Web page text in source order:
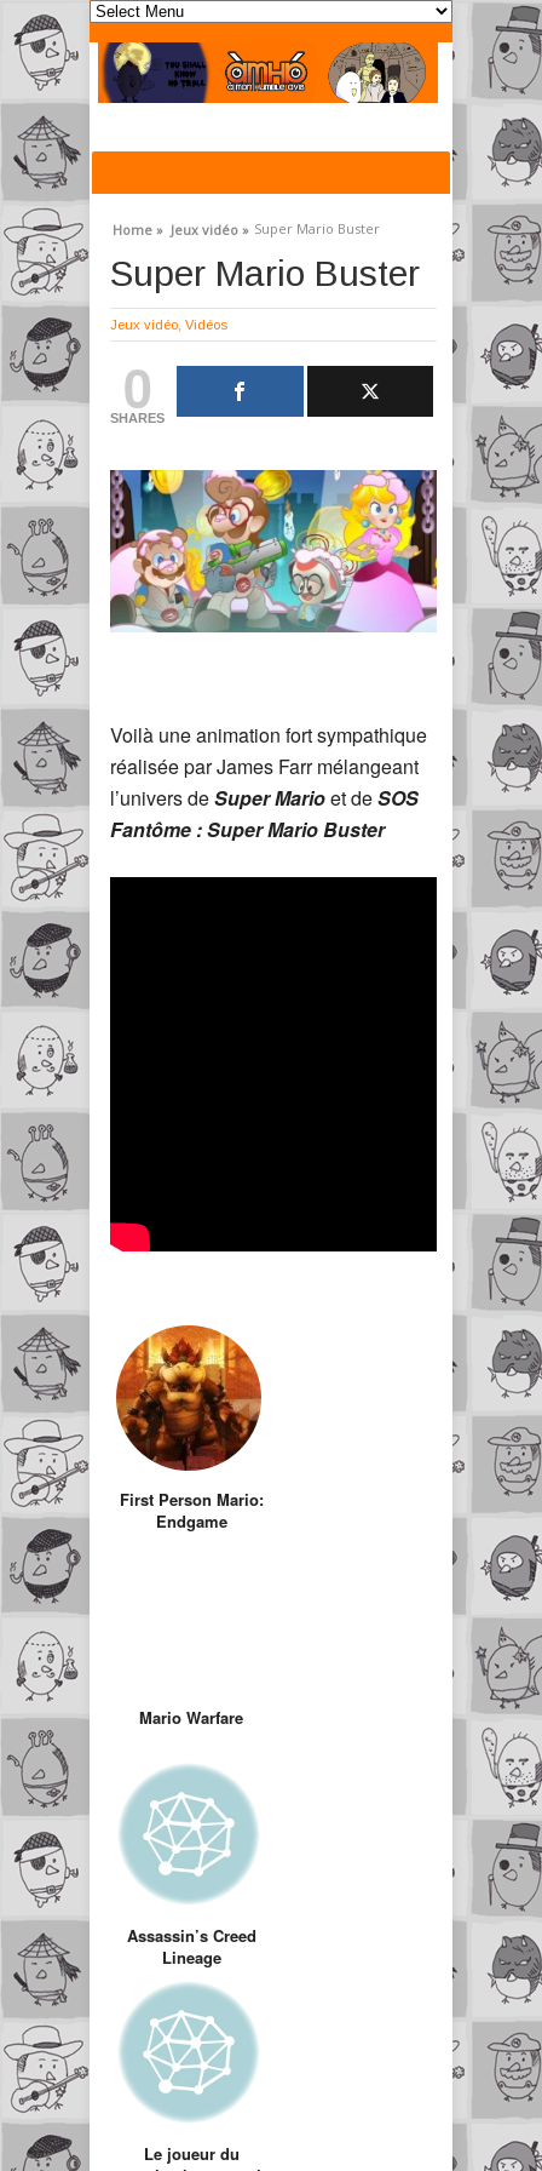
Home » Jeux vidéo » Super Mario Buster
Super Mario Buster
Jeux vidéo Vidéos
0
SHARES
Voilà une animation fort sympathique
réalisée par James Farr mélangeant
l’univers deSuper Marioet deSOS
Fantôme : Super Mario Buster
First Person Mario:
Endgame
Mario Warfare
Assassin’s Creed
Lineage
Le joueur du